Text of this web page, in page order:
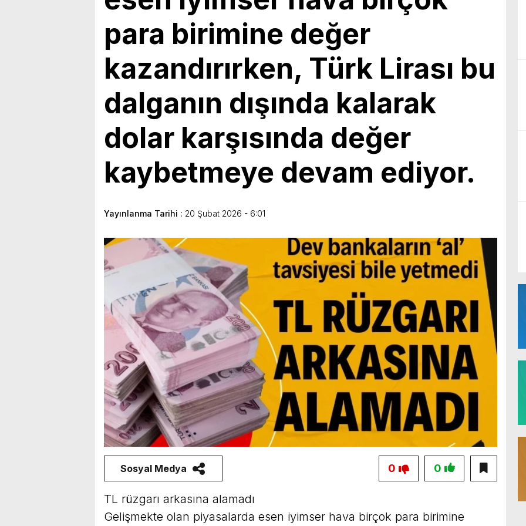
bulunduk. Ortak akıl ve iş birliğiyle hayata geçireceğimiz çalışmalar üzerine verimli bir
para birimine değer
kazandırırken, Türk Lirası bu
dalganın dışında kalarak
dolar karşısında değer
kaybetmeye devam ediyor.
Yayınlanma Tarihi : 20 Şubat 2026 - 6:01
Sosyal Medya 0
0
TL rüzgarı arkasına alamadı
Gelişmekte olan piyasalarda esen iyimser hava birçok para birimine